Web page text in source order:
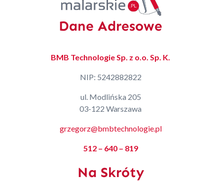
Dane Adresowe
BMB Technologie Sp. z o.o. Sp. K.
NIP: 5242882822
ul. Modlińska 205
03-122 Warszawa
grzegorz@bmbtechnologie.pl
512 – 640 – 819
Na Skróty